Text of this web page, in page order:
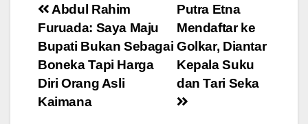
Post
navigation
Putra Etna
Mendaftar ke
Golkar, Diantar
Kepala Suku
dan Tari Seka
Abdul Rahim
Furuada: Saya Maju
Bupati Bukan Sebagai
Boneka Tapi Harga
Diri Orang Asli
Kaimana